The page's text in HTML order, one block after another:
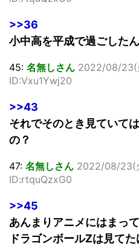
>>36
小中高を平成で過ごした
45: 名無しさん 2022/08/23(
ID:Vxu1Ywj20
>>43
それでそのとき見ていて
の？
47: 名無しさん 2022/08/23(
ID:rtquQzxG0
>>45
あんまりアニメにはまっ
ドラゴンボールZは見てた